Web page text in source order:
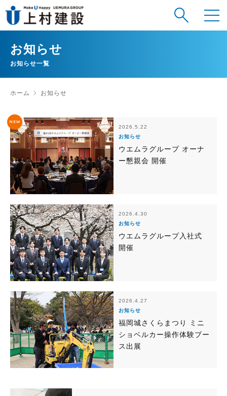
お知らせ
お知らせ一覧
ホーム お知らせ
NEW
2026.5.22
お知らせ
ウエムラグループ オーナ
ー懇親会 開催
2026.4.30
お知らせ
ウエムラグループ入社式
開催
2026.4.27
お知らせ
福岡城さくらまつり ミニ
ショベルカー操作体験ブー
ス出展